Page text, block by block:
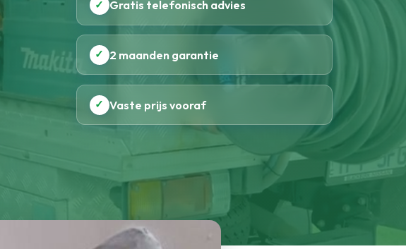
✓ Gratis telefonisch advies
✓ 2 maanden garantie
✓ Vaste prijs vooraf